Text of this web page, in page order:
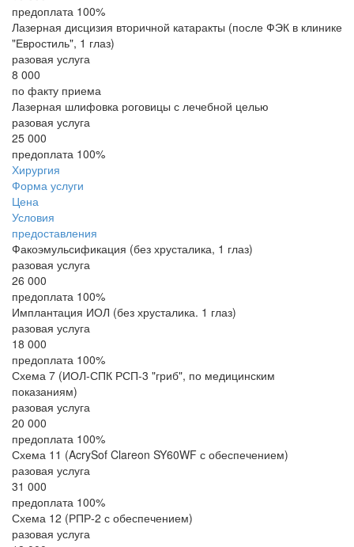
предоплата 100%
Лазерная дисцизия вторичной катаракты (после ФЭК в клинике
"Евростиль", 1 глаз)
разовая услуга
8 000
по факту приема
Лазерная шлифовка роговицы с лечебной целью
разовая услуга
25 000
предоплата 100%
Хирургия
Форма услуги
Цена
Условия
предоставления
Факоэмульсификация (без хрусталика, 1 глаз)
разовая услуга
26 000
предоплата 100%
Имплантация ИОЛ (без хрусталика. 1 глаз)
разовая услуга
18 000
предоплата 100%
Схема 7 (ИОЛ-СПК РСП-3 "гриб", по медицинским
показаниям)
разовая услуга
20 000
предоплата 100%
Схема 11 (AcrySof Clareon SY60WF с обеспечением)
разовая услуга
31 000
предоплата 100%
Схема 12 (РПР-2 с обеспечением)
разовая услуга